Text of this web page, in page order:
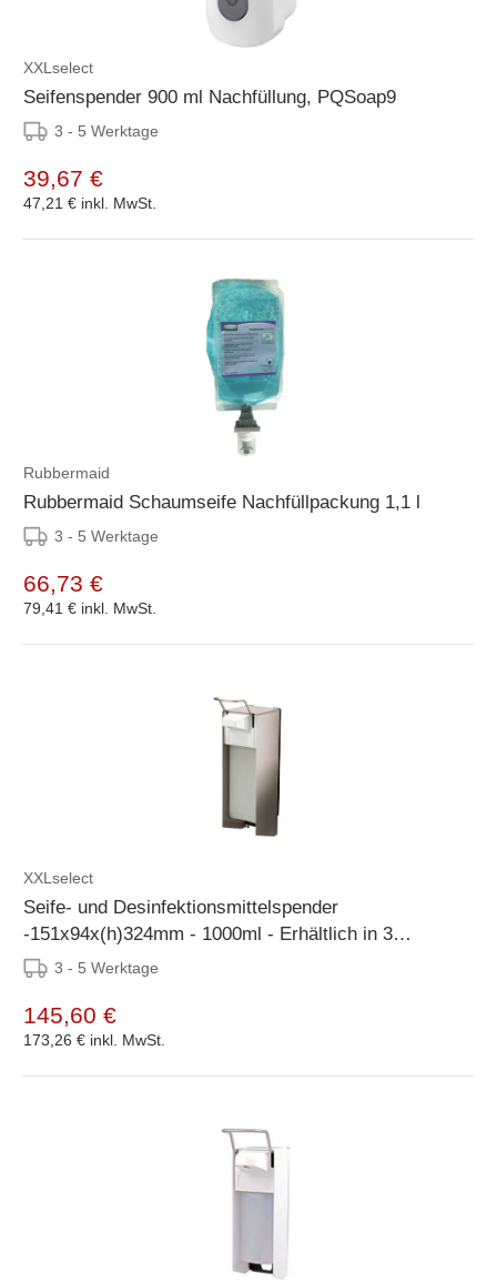
XXLselect
Seifenspender 900 ml Nachfüllung, PQSoap9
3 - 5 Werktage
39,67 €
47,21 € inkl. MwSt.
Rubbermaid
Rubbermaid Schaumseife Nachfüllpackung 1,1 l
3 - 5 Werktage
66,73 €
79,41 € inkl. MwSt.
XXLselect
Seife- und Desinfektionsmittelspender
-151x94x(h)324mm - 1000ml - Erhältlich in 3
Varianten
3 - 5 Werktage
145,60 €
173,26 € inkl. MwSt.